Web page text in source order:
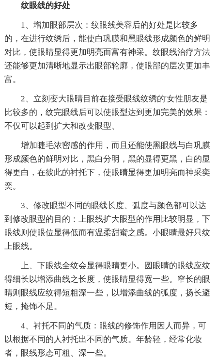
纹眼线的好处
1、增加眼部层次：纹眼线美容后的好处是比较多
的，在进行纹绣后，能使白巩膜和黑眼线形成颜色的鲜明
对比，使眼睛显得更加明亮而富有神采。纹眼线治疗方法
还能够更加清晰地显示出眼部轮廓，使眼部的层次更加丰
富。
2、立刻变大眼睛目前在接受眼线纹绣的'女性朋友是
比较多的，纹完眼线后可以使眼型达到更加完美的效果：
不仅可以起到扩大和改变眼型、
增加睫毛浓密感的作用，而且还能使黑眼线与白巩膜
形成颜色的鲜明对比，黑白分明，黑的显得更黑，白的显
得更白，在彼此的衬托下，使眼睛显得更加明亮而神采奕
奕。
3、修改眼型不同的眼线长度、弧度与颜色都可以达
到修改眼型的目的：上眼线扩大眼型的作用比较明显，下
眼线则使眼位显得低而有温柔甜蜜之感。小眼睛最好只纹
上眼线。
上、下眼线全纹会显得眼睛更小。圆眼睛的眼线应纹
得细长以增添曲线之长度，使眼睛显得宽一些。窄长的眼
睛则眼线应纹得短粗深一些，以增添曲线的弧度，扬长避
短，掩饰不足。
4、衬托不同的气质：眼线的修饰作用因人而异，可
以根据不同的人衬托出不同的气质。年龄轻，经常化妆
者，眼线形态可粗、深一些。